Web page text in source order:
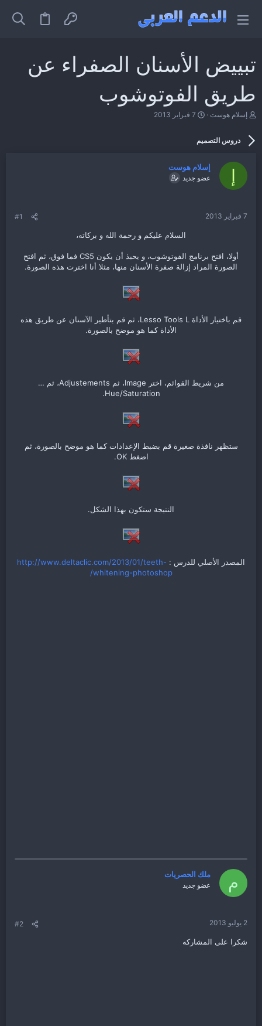
تبييض الأسنان الصفراء عن
طريق الفوتوشوب
ب
م
و
ض
إسلام هوست
ت
ل
ب
7 فبراير 2013
دروس التصميم
إسلام هوست
عضو جديد
7 فبراير 2013 #1
السلام عليكم و رحمة الله و بركاته،
أولا، افتح برنامج الفوتوشوب، و يحبذ أن يكون CS5 فما فوق، ثم افتح
الصورة المراد إزالة صفرة الأسنان منها، مثلا أنا اخترت هذه الصورة.
قم باختيار الأداة Lesso Tools L، ثم قم بتأطير الآسنان عن طريق هذه
الأداة كما هو موضح بالصورة.
من شريط القوائم، اختر Image، ثم Adjustements، ثم …
Hue/Saturation.
ستظهر نافذة صغيرة قم بضبط الإعدادات كما هو موضح بالصورة، ثم
اضغط OK.
النتيجة ستكون بهذا الشكل.
المصدر الأصلي للدرس : http://www.deltaclic.com/2013/01/teeth-
whitening-photoshop/
م ملك الحصريات
عضو جديد
2 يوليو 2013 #2
شكرا على المشاركه